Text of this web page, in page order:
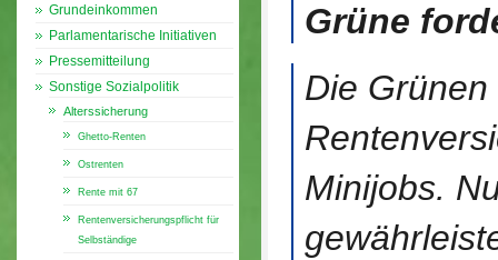
Grundeinkommen
Parlamentarische Initiativen
Pressemitteilung
Sonstige Sozialpolitik
Alterssicherung
Ghetto-Renten
Ostrenten
Rente mit 67
Rentenversicherungspflicht für
Selbständige
Grüne
Die
Minijobs.